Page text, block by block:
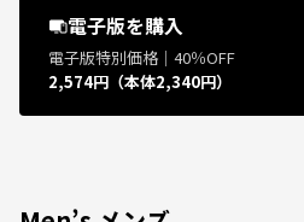
電子版を購入
電子版特別価格｜40％OFF
2,574円（本体2,340円）